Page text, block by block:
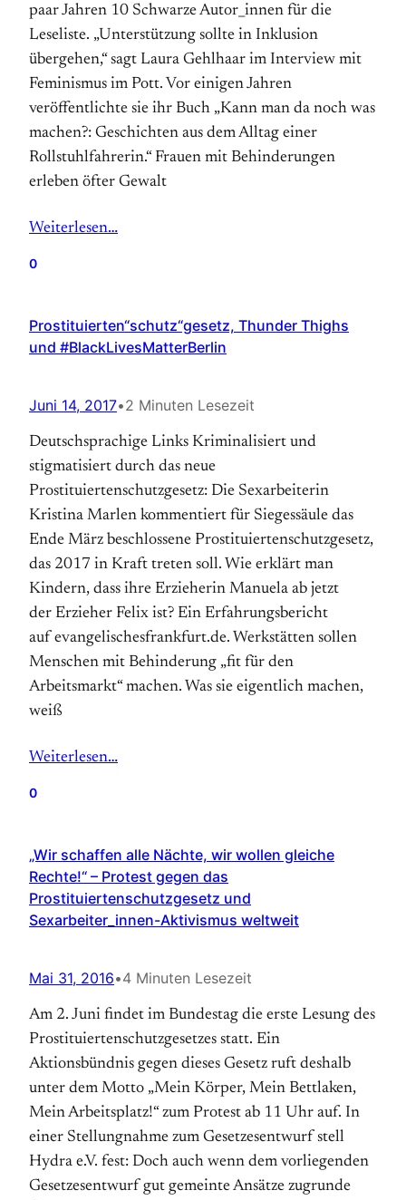
paar Jahren 10 Schwarze Autor_innen für die
Leseliste. „Unterstützung sollte in Inklusion
übergehen,“ sagt Laura Gehlhaar im Interview mit
Feminismus im Pott. Vor einigen Jahren
veröffentlichte sie ihr Buch „Kann man da noch was
machen?: Geschichten aus dem Alltag einer
Rollstuhlfahrerin.“ Frauen mit Behinderungen
erleben öfter Gewalt
Weiterlesen…
0
Prostituierten“schutz“gesetz, Thunder Thighs
und #BlackLivesMatterBerlin
Juni 14, 2017•2 Minuten Lesezeit
Deutschsprachige Links Kriminalisiert und
stigmatisiert durch das neue
Prostituiertenschutzgesetz: Die Sexarbeiterin
Kristina Marlen kommentiert für Siegessäule das
Ende März beschlossene Prostituiertenschutzgesetz,
das 2017 in Kraft treten soll. Wie erklärt man
Kindern, dass ihre Erzieherin Manuela ab jetzt
der Erzieher Felix ist? Ein Erfahrungsbericht
auf evangelischesfrankfurt.de. Werkstätten sollen
Menschen mit Behinderung „fit für den
Arbeitsmarkt“ machen. Was sie eigentlich machen,
weiß
Weiterlesen…
0
„Wir schaffen alle Nächte, wir wollen gleiche
Rechte!“ – Protest gegen das
Prostituiertenschutzgesetz und
Sexarbeiter_innen-Aktivismus weltweit
Mai 31, 2016•4 Minuten Lesezeit
Am 2. Juni findet im Bundestag die erste Lesung des
Prostituiertenschutzgesetzes statt. Ein
Aktionsbündnis gegen dieses Gesetz ruft deshalb
unter dem Motto „Mein Körper, Mein Bettlaken,
Mein Arbeitsplatz!“ zum Protest ab 11 Uhr auf. In
einer Stellungnahme zum Gesetzesentwurf stell
Hydra e.V. fest: Doch auch wenn dem vorliegenden
Gesetzesentwurf gut gemeinte Ansätze zugrunde